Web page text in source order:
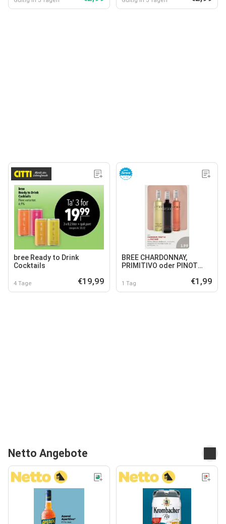
bree Ready to Drink
Cocktails
4 Tage €19,99
BREE CHARDONNAY,
PRIMITIVO oder PINOT
1 Tag €1,99
Netto Angebote